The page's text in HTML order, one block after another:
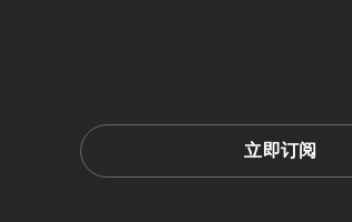
立即订阅